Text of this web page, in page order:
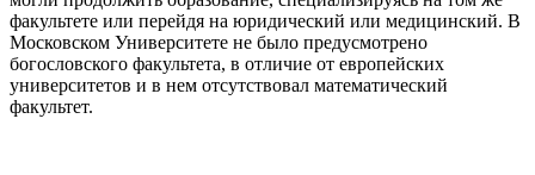
факультете или перейдя на юридический или медицинский. В
Московском Университете не было предусмотрено
богословского факультета, в отличие от европейских
университетов и в нем отсутствовал математический
факультет.